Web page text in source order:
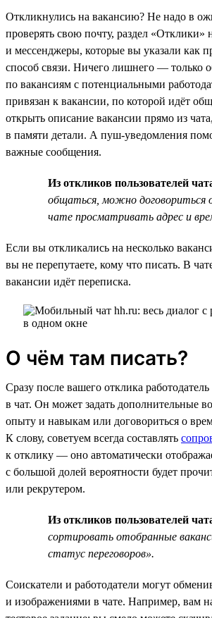
Откликнулись на вакансию? Не надо в
проверять свою почту, раздел «Отклики»
и мессенджеры, которые вы указали как
способ связи. Ничего лишнего — только
по вакансиям с потенциальными
привязан к вакансии, по которой идёт
открыть описание вакансии прямо из
в памяти детали. А пуш-уведомления
важные сообщения.
Из откликов пользователей
общаться, можно договориться
чате просматривать адрес и
Если вы откликались на несколько
вы не перепутаете, кому что писать. В
вакансии идёт переписка.
О чём там писать?
Сразу после вашего отклика
в чат. Он может задать дополнительные
опыту и навыкам или договориться о
К слову, советуем всегда составлять
к отклику — оно автоматически
с большой долей вероятности будет
или рекрутером.
Из откликов пользователей
сортировать отобранные
статус переговоров».
Соискатели и работодатели могут
и изображениями в чате. Например, вам